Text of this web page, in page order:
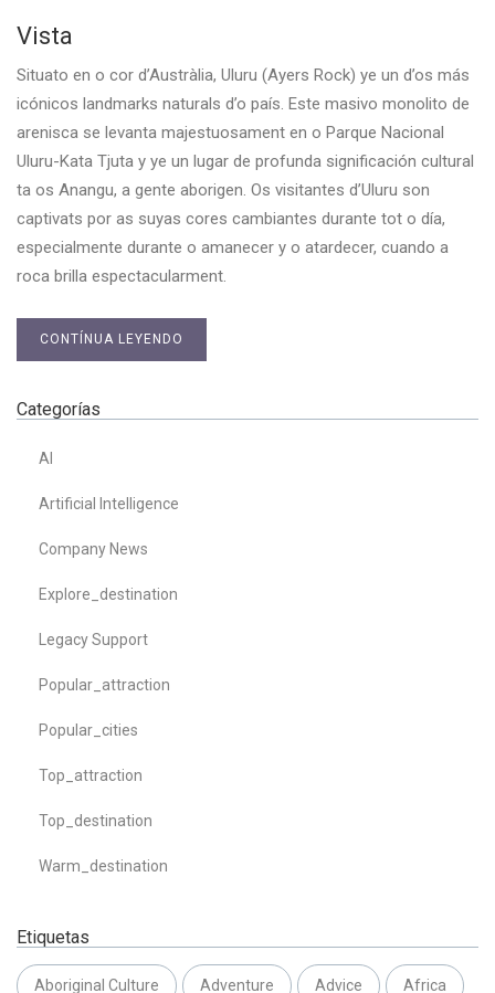
Vista
Situato en o cor d’Austràlia, Uluru (Ayers Rock) ye un d’os más
icónicos landmarks naturals d’o país. Este masivo monolito de
arenisca se levanta majestuosament en o Parque Nacional
Uluru-Kata Tjuta y ye un lugar de profunda significación cultural
ta os Anangu, a gente aborigen. Os visitantes d’Uluru son
captivats por as suyas cores cambiantes durante tot o día,
especialmente durante o amanecer y o atardecer, cuando a
roca brilla espectacularment.
CONTÍNUA LEYENDO
Categorías
AI
Artificial Intelligence
Company News
Explore_destination
Legacy Support
Popular_attraction
Popular_cities
Top_attraction
Top_destination
Warm_destination
Etiquetas
Aboriginal Culture Adventure Advice Africa